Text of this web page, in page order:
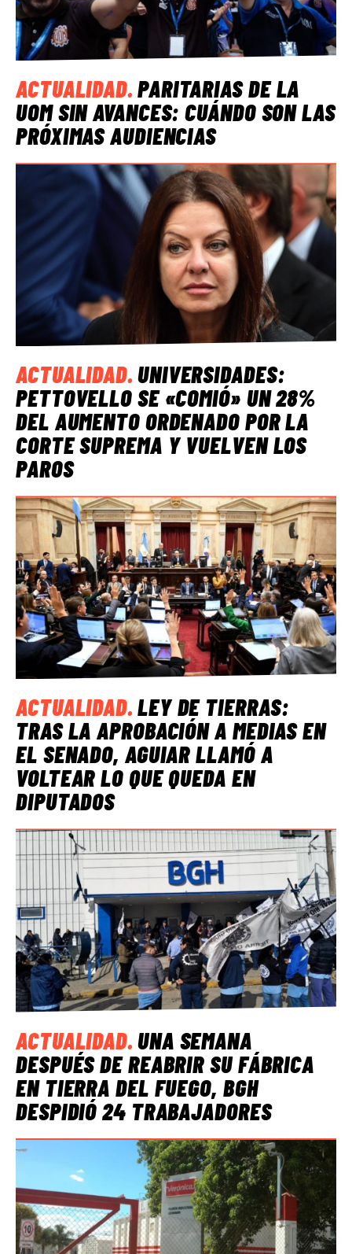
ACTUALIDAD.PARITARIAS DE LA
UOM SIN AVANCES: CUÁNDO SON LAS
PRÓXIMAS AUDIENCIAS
ACTUALIDAD.UNIVERSIDADES:
PETTOVELLO SE «COMIÓ» UN 28%
DEL AUMENTO ORDENADO POR LA
CORTE SUPREMA Y VUELVEN LOS
PAROS
ACTUALIDAD.LEY DE TIERRAS:
TRAS LA APROBACIÓN A MEDIAS EN
EL SENADO, AGUIAR LLAMÓ A
VOLTEAR LO QUE QUEDA EN
DIPUTADOS
ACTUALIDAD.UNA SEMANA
DESPUÉS DE REABRIR SU FÁBRICA
EN TIERRA DEL FUEGO, BGH
DESPIDIÓ 24 TRABAJADORES